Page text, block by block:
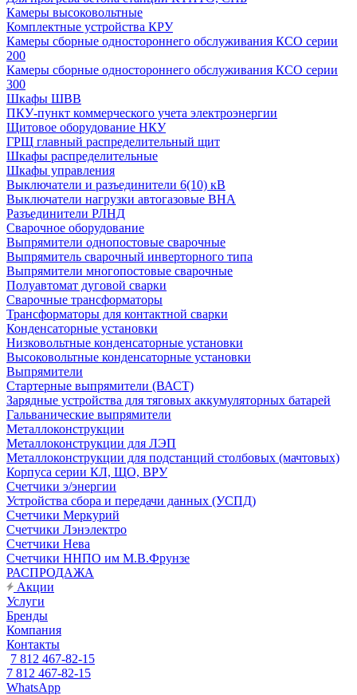
Камеры высоковольтные
Комплектные устройства КРУ
Камеры сборные одностороннего обслуживания КСО серии
200
Камеры сборные одностороннего обслуживания КСО серии
300
Шкафы ШВВ
ПКУ-пункт коммерческого учета электроэнергии
Щитовое оборудование НКУ
ГРЩ главный распределительный щит
Шкафы распределительные
Шкафы управления
Выключатели и разъединители 6(10) кВ
Выключатели нагрузки автогазовые ВНА
Разъединители РЛНД
Сварочное оборудование
Выпрямители однопостовые сварочные
Выпрямитель сварочный инверторного типа
Выпрямители многопостовые сварочные
Полуавтомат дуговой сварки
Сварочные трансформаторы
Трансформаторы для контактной сварки
Конденсаторные установки
Низковольтные конденсаторные установки
Высоковольтные конденсаторные установки
Выпрямители
Стартерные выпрямители (ВАСТ)
Зарядные устройства для тяговых аккумуляторных батарей
Гальванические выпрямители
Металлоконструкции
Металлоконструкции для ЛЭП
Металлоконструкции для подстанций столбовых (мачтовых)
Корпуса серии КЛ, ЩО, ВРУ
Счетчики э/энергии
Устройства сбора и передачи данных (УСПД)
Счетчики Меркурий
Счетчики Лэнэлектро
Счетчики Нева
Счетчики ННПО им М.В.Фрунзе
РАСПРОДАЖА
Акции
Услуги
Бренды
Компания
Контакты
7 812 467-82-15
7 812 467-82-15
WhatsApp